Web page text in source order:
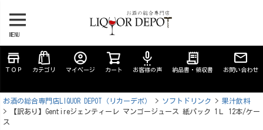
MENU
store
ＴＯＰ カテゴリ
account_circle
マイページ カート
settings_voice
お客様の声
receipt_long
納品書・領収書 お問い合わせ
お酒の総合専門店LIQUOR DEPOT（リカーデポ） ソフトドリンク
果汁飲料
【訳あり】Gentireジェンティーレ マンゴージュース 紙パック 1Ｌ 12本/ケー
ス